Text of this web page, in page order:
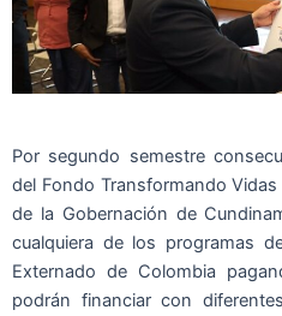
Por segundo semestre
del Fondo Transformando
de la Gobernación de
cualquiera de los programas
Externado de Colombia
podrán financiar con